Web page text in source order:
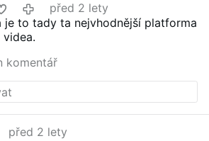
před 2 lety
je to tady ta nejvhodnější platforma
komentář
před 2 lety